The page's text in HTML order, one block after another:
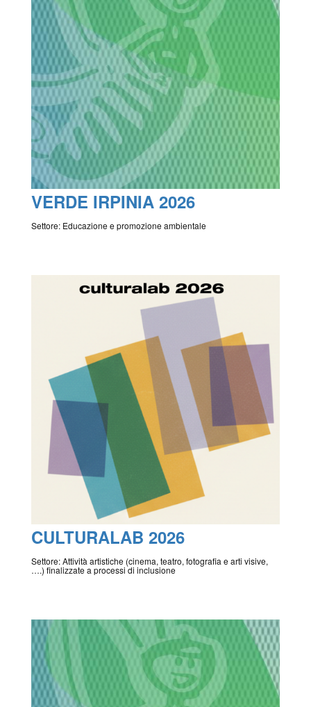
VERDE IRPINIA 2026
Settore: Educazione e promozione ambientale
CULTURALAB 2026
Settore: Attività artistiche (cinema, teatro, fotografia e arti visive,
….) finalizzate a processi di inclusione